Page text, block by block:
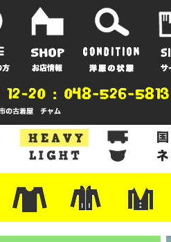
ミチ
ター
ク
タプレ
クス/チノ
/つなぎ
ット/ナイロ
・セントジェームス/ルミノア
・ロンT/サーマル/ラグビー・プリント/半袖/スウェット
・チャンピオン/リバース
・パーカー ・デニム/コット
・アウトドア/フ
・ジャージ/ナイ
・ミリタリー/ワ
・ウール/レザー
・スーツ/ジレ